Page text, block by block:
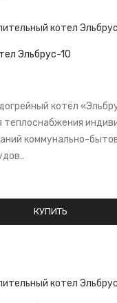
Эльбрус-10
котёл
теплоснабжения
коммунально-
КУПИТЬ